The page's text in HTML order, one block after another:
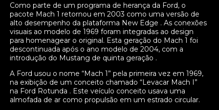
Como parte de um programa de herança da Ford, o
pacote Mach 1 retornou em 2003 como uma versão de
alto desempenho da plataforma New Edge . As conexões
visuais ao modelo de 1969 foram integradas ao design
para homenagear o original. Esta geração do Mach 1 foi
descontinuada após o ano modelo de 2004, com a
introdução do Mustang de quinta geração .
A Ford usou o nome “Mach 1” pela primeira vez em 1969,
na exibição de um conceito chamado “Levacar Mach I”
na Ford Rotunda . Este veículo conceito usava uma
almofada de ar como propulsão em um estrado circular.